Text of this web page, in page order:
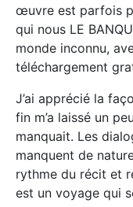
œuvre est parfois
qui nous LE
monde inconnu,
téléchargement
J’ai apprécié la
fin m’a laissé un
manquait. Les
manquent de
rythme du récit et
est un voyage qui